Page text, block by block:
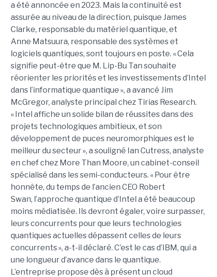
a été annoncée en 2023. Mais la continuité est
assurée au niveau de la direction, puisque James
Clarke, responsable du matériel quantique, et
Anne Matsuura, responsable des systèmes et
logiciels quantiques, sont toujours en poste. « Cela
signifie peut-être que M. Lip-Bu Tan souhaite
réorienter les priorités et les investissements d’Intel
dans l’informatique quantique », a avancé Jim
McGregor, analyste principal chez Tirias Research.
« Intel affiche un solide bilan de réussites dans des
projets technologiques ambitieux, et son
développement de puces neuromorphiques est le
meilleur du secteur », a souligné Ian Cutress, analyste
en chef chez More Than Moore, un cabinet-conseil
spécialisé dans les semi-conducteurs. « Pour être
honnête, du temps de l’ancien CEO Robert
Swan, l’approche quantique d’Intel a été beaucoup
moins médiatisée. Ils devront égaler, voire surpasser,
leurs concurrents pour que leurs technologies
quantiques actuelles dépassent celles de leurs
concurrents », a-t-il déclaré. C’est le cas d’IBM, qui a
une longueur d’avance dans le quantique.
L’entreprise propose dès à présent un cloud